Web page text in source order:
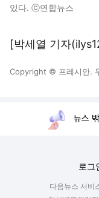
있다. ⓒ연합뉴스
[박세열 기자
Copyright © 프레시안.
뉴스
로그
다음뉴스 서비